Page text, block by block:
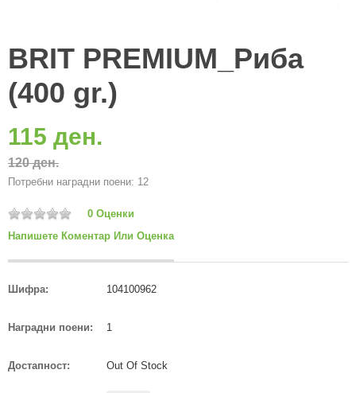
BRIT PREMIUM_Риба
(400 gr.)
115 ден.
120 ден.
Потребни наградни поени: 12
0 Оценки
Напишете Коментар Или Оценка
Шифра: 104100962
Наградни поени: 1
Достапност: Out Of Stock